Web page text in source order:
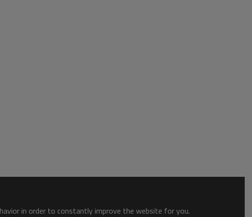
in order to constantly improve the website for you.